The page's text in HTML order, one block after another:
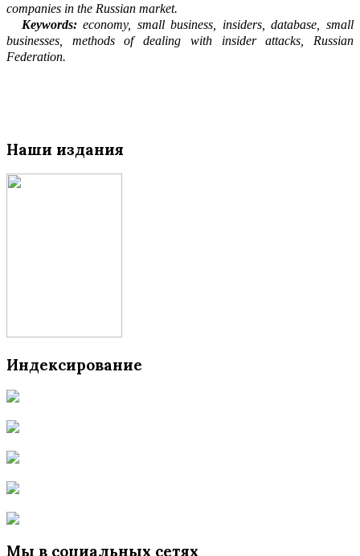
companies in the Russian market.
Keywords:economy, small business, insiders, database, small
businesses, methods of dealing with insider attacks, Russian
Federation.
Наши издания
Индексирование
Мы в социальных сетях